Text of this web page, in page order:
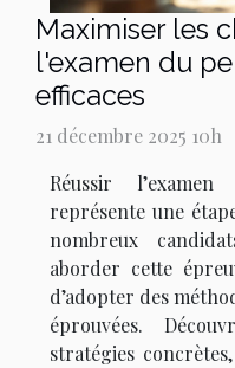
Maximiser les
l'examen du
efficaces
21 décembre 2025 10h
Réussir
représente une
nombreux
aborder cette
d’adopter des
éprouvées.
stratégies